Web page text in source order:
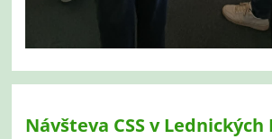
Návšteva CSS v Lednických